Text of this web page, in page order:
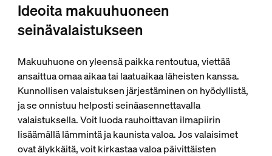
Ideoita makuuhuoneen
seinävalaistukseen
Makuuhuone on yleensä paikka rentoutua, viettää
ansaittua omaa aikaa tai laatuaikaa läheisten kanssa.
Kunnollisen valaistuksen järjestäminen on hyödyllistä,
ja se onnistuu helposti seinäasennettavalla
valaistuksella. Voit luoda rauhoittavan ilmapiirin
lisäämällä lämmintä ja kaunista valoa. Jos valaisimet
ovat älykkäitä, voit kirkastaa valoa päivittäisten